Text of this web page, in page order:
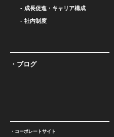
成長促進・キャリア構成
社内制度
ブログ
コーポレートサイト